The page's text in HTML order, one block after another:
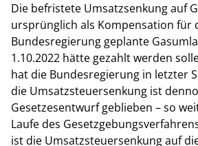
Die befristete Umsatzsenkung auf
ursprünglich als Kompensation für
Bundesregierung geplante
1.10.2022 hätte gezahlt werden
hat die Bundesregierung in letzter
die Umsatzsteuersenkung ist
Gesetzesentwurf geblieben – so
Laufe des
ist die Umsatzsteuersenkung auf